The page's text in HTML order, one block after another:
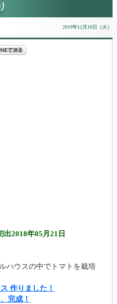
2019年12月10日（火）
出2018年05月21日
ハウスの中でトマトを栽培
作りました！
完成！